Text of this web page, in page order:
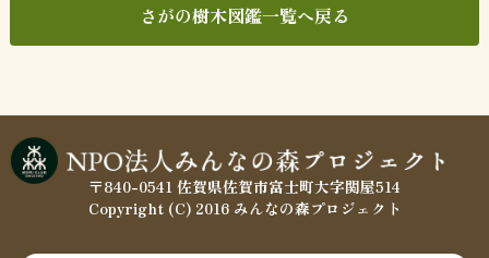
さがの樹木図鑑一覧へ戻る
〒840-0541 佐賀県佐賀市富士町大字関屋514
Copyright (C) 2016 みんなの森プロジェクト